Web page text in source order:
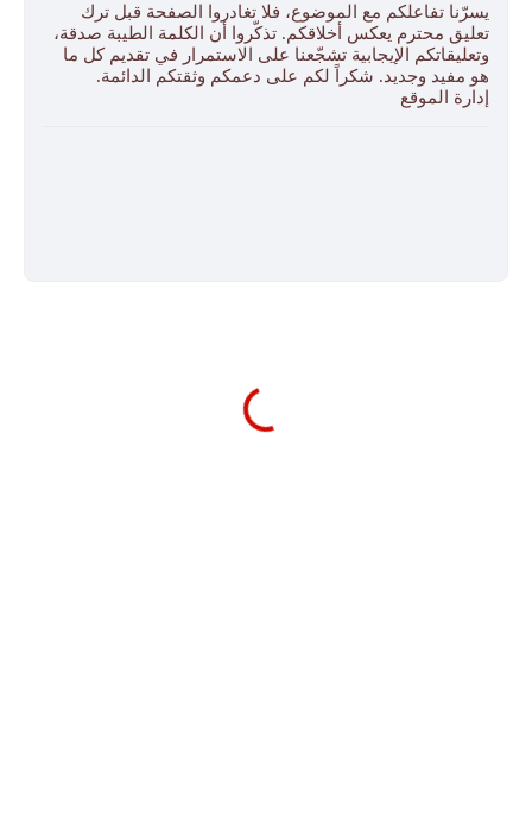
يسرّنا تفاعلكم مع الموضوع، فلا تغادروا الصفحة قبل ترك
تعليق محترم يعكس أخلاقكم. تذكّروا أن الكلمة الطيبة صدقة،
وتعليقاتكم الإيجابية تشجّعنا على الاستمرار في تقديم كل ما
هو مفيد وجديد. شكراً لكم على دعمكم وثقتكم الدائمة.
إدارة الموقع